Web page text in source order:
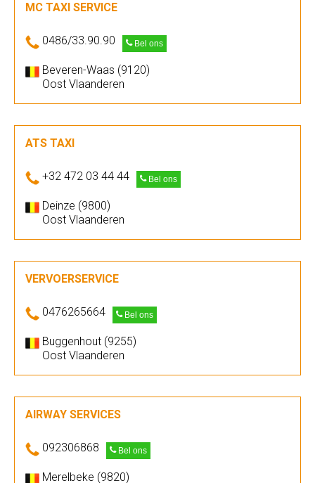
MC TAXI SERVICE
0486/33.90.90 Bel ons
Beveren-Waas (9120)
Oost Vlaanderen
ATS TAXI
+32 472 03 44 44 Bel ons
Deinze (9800)
Oost Vlaanderen
VERVOERSERVICE
0476265664 Bel ons
Buggenhout (9255)
Oost Vlaanderen
AIRWAY SERVICES
092306868 Bel ons
Merelbeke (9820)